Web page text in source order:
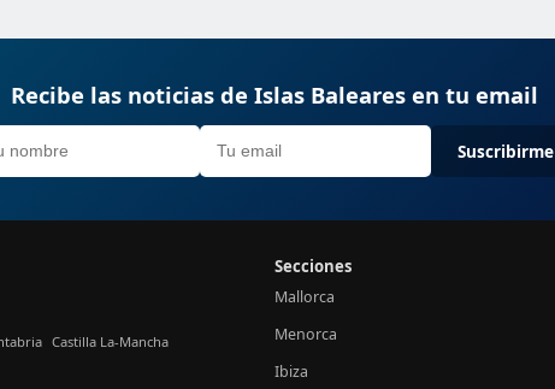
Recibe las noticias de Islas Baleares en tu email
Suscribirme
Castilla La-Mancha
Secciones
Mallorca
Menorca
Ibiza